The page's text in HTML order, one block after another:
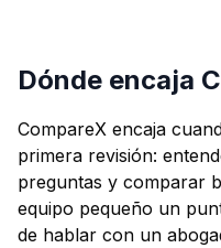
Dónde encaja
CompareX encaja
primera revisión:
preguntas y comparar
equipo pequeño un
de hablar con un